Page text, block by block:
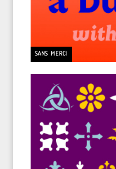
SANS MERCI